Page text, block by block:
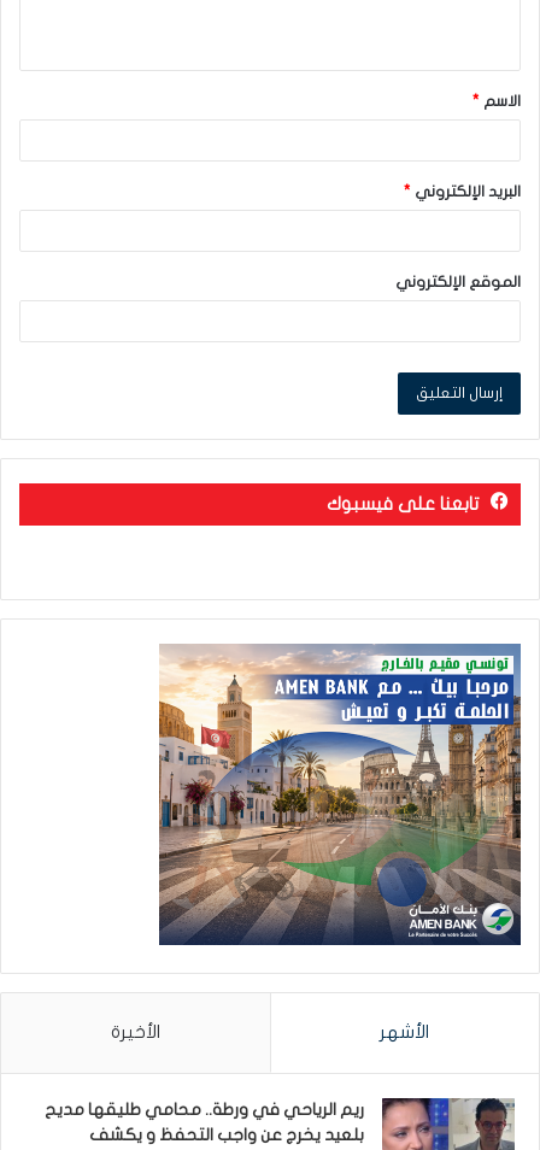
ق
*الاسم *
البريد الإلكتروني *
الموقع الإلكتروني
تابعنا على فيسبوك
الأشهر الأخيرة
ريم الرياحي في ورطة.. محامي طليقها مديح
بلعيد يخرج عن واجب التحفظ و يكشف